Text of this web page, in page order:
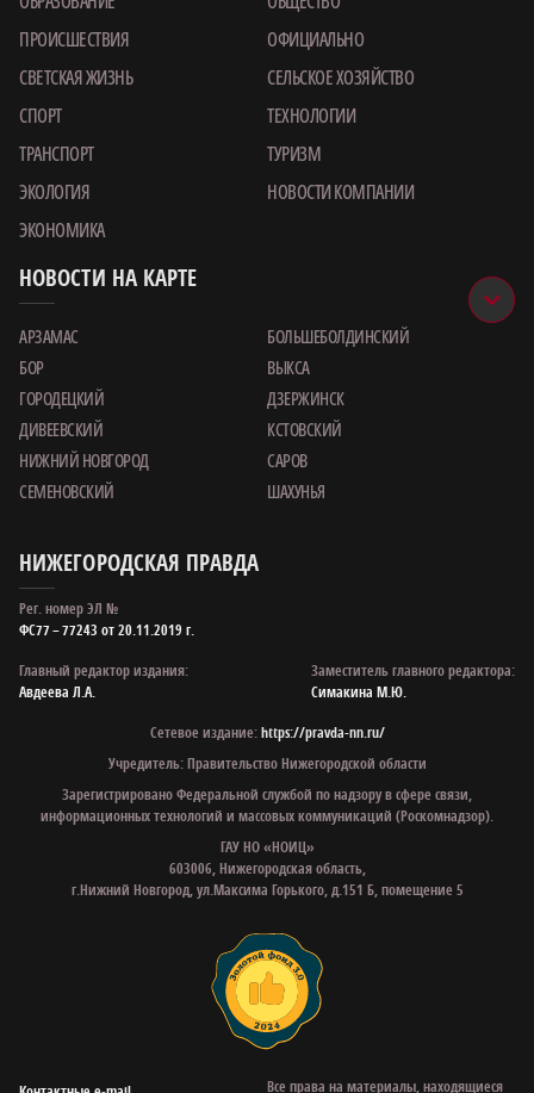
ПРОИСШЕСТВИЯ
ОФИЦИАЛЬНО
СВЕТСКАЯ ЖИЗНЬ
СЕЛЬСКОЕ ХОЗЯЙСТВО
СПОРТ
ТЕХНОЛОГИИ
ТРАНСПОРТ
ТУРИЗМ
ЭКОЛОГИЯ
НОВОСТИ КОМПАНИИ
ЭКОНОМИКА
НОВОСТИ НА КАРТЕ
АРЗАМАС
БОЛЬШЕБОЛДИНСКИЙ
БОР
ВЫКСА
ГОРОДЕЦКИЙ
ДЗЕРЖИНСК
ДИВЕЕВСКИЙ
КСТОВСКИЙ
НИЖНИЙ НОВГОРОД
САРОВ
СЕМЕНОВСКИЙ
ШАХУНЬЯ
НИЖЕГОРОДСКАЯ ПРАВДА
Рег. номер ЭЛ №
ФС77 – 77243 от 20.11.2019 г.
Главный редактор издания:
Авдеева Л.А.
Заместитель главного редактора:
Симакина М.Ю.
Сетевое издание:https://pravda-nn.ru/
Учредитель: Правительство Нижегородской области
Зарегистрировано Федеральной службой по надзору в сфере связи,
информационных технологий и массовых коммуникаций (Роскомнадзор).
ГАУ НО «НОИЦ»
603006, Нижегородская область,
г.Нижний Новгород, ул.Максима Горького, д.151 Б, помещение 5
Все права на материалы, находящиеся